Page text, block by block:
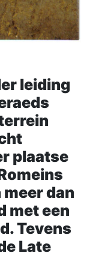
leiding
plaatse
dan
met een
Tevens
Late